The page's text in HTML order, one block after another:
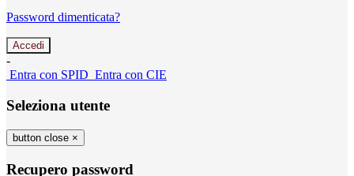
Password dimenticata?
-
Entra con SPID Entra con CIE
Seleziona utente
button close ×
Recupero password